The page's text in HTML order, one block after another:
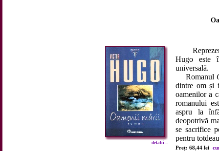
detalii ...
Hugo este
universală.
Romanul
dintre om și
oamenilor a
romanului
aspru la
deopotrivă
se sacrifice
pentru
Preț: 68,44 lei